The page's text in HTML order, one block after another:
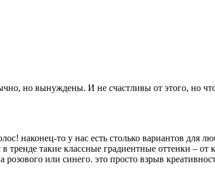
но вынуждены. И не счастливы от этого, но
наконец-то у нас есть столько вариантов для
такие классные градиентные оттенки – от
или синего. это просто взрыв